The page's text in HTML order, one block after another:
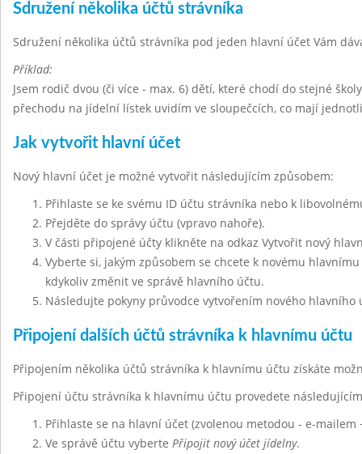
Sdružení několika účtů strávníka
Sdružení několika účtů strávníka pod jeden hlavní účet Vám
Příklad:
Jsem rodič dvou (či více - max. 6) dětí, které chodí do stejné
přechodu na jídelní lístek uvidím ve sloupečcích, co mají
Jak vytvořit hlavní účet
Nový hlavní účet je možné vytvořit následujícím způsobem:
Přihlaste se ke svému ID účtu strávníka nebo k
Přejděte do správy účtu (vpravo nahoře).
V části připojené účty klikněte na odkaz Vytvořit nový
Vyberte si, jakým způsobem se chcete k novému
kdykoliv změnit ve správě hlavního účtu.
Následujte pokyny průvodce vytvořením nového hlavního
Připojení dalších účtů strávníka k hlavnímu účtu
Připojením několika účtů strávníka k hlavnímu účtu získáte
Připojení účtu strávníka k hlavnímu účtu provedete
Přihlaste se na hlavní účet (zvolenou metodou - e-mailem
Ve správě účtu vyberte Připojit nový účet jídelny.